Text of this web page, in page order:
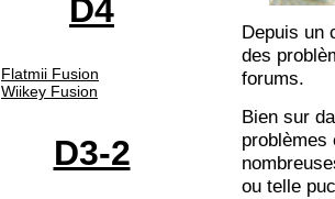
D4
Flatmii Fusion
Wiikey Fusion
D3-2
Depuis un
des
forums.
Bien sur
problèmes
ou telle